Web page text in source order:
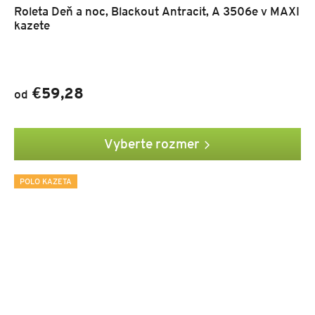
Roleta Deň a noc, Blackout Antracit, A 3506e v MAXI
kazete
od €59,28
Vyberte rozmer
POLO KAZETA